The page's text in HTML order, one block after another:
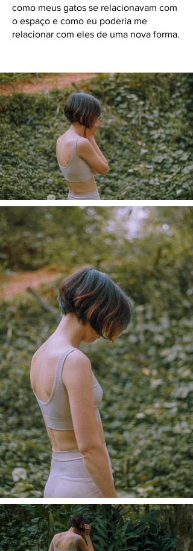
como meus gatos se relacionavam com
o espaço e como eu poderia me
relacionar com eles de uma nova forma.